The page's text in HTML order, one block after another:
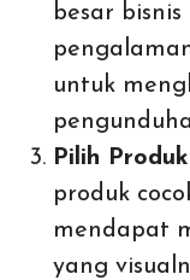
besar bisnis
untuk
Pilih
produk
mendapat
yang